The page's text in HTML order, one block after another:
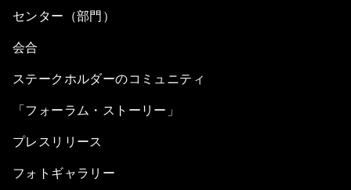
センター（部門）
会合
ステークホルダーのコミュニティ
「フォーラム・ストーリー」
プレスリリース
フォトギャラリー